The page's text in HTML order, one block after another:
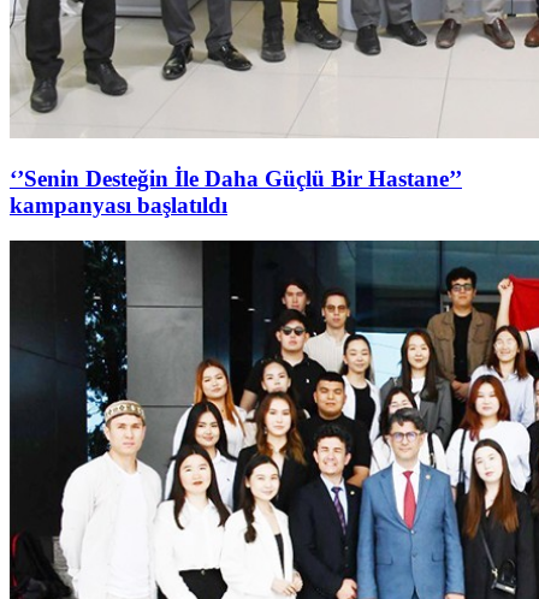
‘’Senin Desteğin İle Daha Güçlü Bir Hastane’’
kampanyası başlatıldı